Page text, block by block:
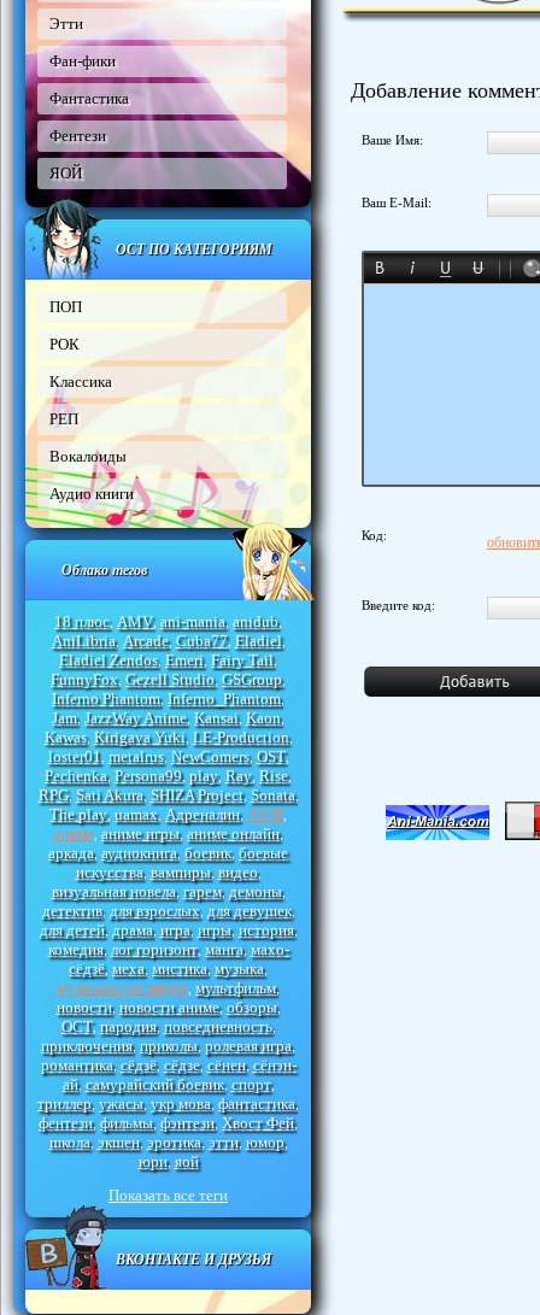
Этти
Фан-фики
Фантастика
Фентези
ЯОЙ
ОСТ ПО КАТЕГОРИЯМ
ПОП
РОК
Классика
РЕП
Вокалоиды
Аудио книги
Облако тегов
18 плюс, AMV, ani-mania, anidub,
AniLibria, Arcade, Cuba77, Eladiel,
Eladiel Zendos, Emeri, Fairy Tail,
FunnyFox, Gezell Studio, GSGroup,
Inferno Phantom, Inferno_Phantom,
Jam, JazzWay Anime, Kansai, Kaon,
Kawas, Kirigava Yuki, LE-Production,
loster01, metalrus, NewComers, OST,
Pechenka, Persona99, play, Ray, Rise,
RPG, Sati Akura, SHIZA Project, Sonata,
The play, uamax, Адреналин, АМВ
аниме аниме игры, аниме онлайн,
аркада, аудиокнига, боевик, боевые
искусства, вампиры, видео,
визуальная новела, гарем, демоны,
детектив, для взрослых, для девушек,
для детей, драма, игра, игры, история,
комедия, лог горизонт, манга, махо-
сёдзё, меха, мистика, музыка,
музыкальное видео мультфильм,
новости, новости аниме, обзоры,
ОСТ, пародия, повседневность,
приключения, приколы, ролевая игра,
романтика, сёдзё, сёдзе, сёнен, сёнэн-
ай, самурайский боевик, спорт,
триллер, ужасы, укр мова, фантастика,
фентези, фильмы, фэнтези, Хвост Фей,
школа, экшен, эротика, этти, юмор,
юри, яой
Показать все теги
ВКОНТАКТЕ И ДРУЗЬЯ
Добавление
Ваше Имя:
Ваш E-Mail:
Код:
Введите код: